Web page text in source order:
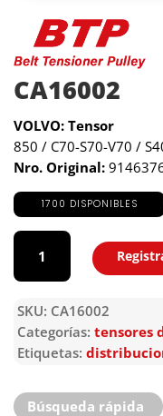
CA16002
VOLVO: Tensor
850 / C70-S70-V70 /
Nro. Original:
1700 DISPONIBLES
CA16002
cantidad
SKU: CA16002
Categorías: tensores
Etiquetas:
Búsqueda rápida